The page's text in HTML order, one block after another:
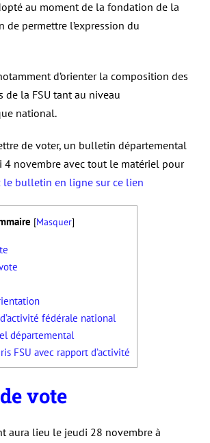
au moment de la fondation de la
de permettre l’expression du
d’orienter la composition des
de la FSU tant au niveau
national.
de voter, un bulletin départemental
4 novembre avec tout le matériel pour
le bulletin en ligne sur ce lien
[Masquer]
fédérale national
départemental
FSU avec rapport d’activité
vote
aura lieu le jeudi 28 novembre à